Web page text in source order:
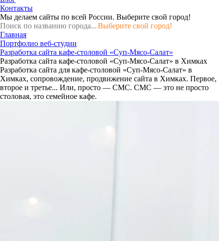
Контакты
Мы делаем сайты по всей России. Выберите свой город!
Выберите свой город!
Главная
Портфолио веб-студии
Разработка сайта кафе-столовой «Суп-Мясо-Салат»
Разработка сайта кафе-столовой «Суп-Мясо-Салат» в Химках
Разработка сайта для кафе-столовой «Суп-Мясо-Салат» в
Химках, сопровождение, продвижение сайта в Химках. Первое,
второе и третье... Или, просто — СМС. СМС — это не просто
столовая, это семейное кафе.